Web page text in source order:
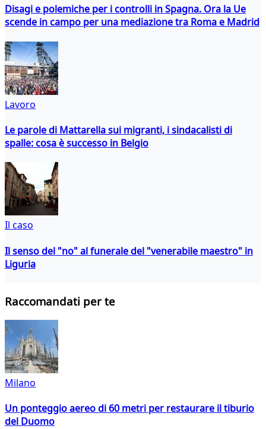
Disagi e polemiche per i controlli in Spagna. Ora la Ue
scende in campo per una mediazione tra Roma e Madrid
Lavoro
Le parole di Mattarella sui migranti, i sindacalisti di
spalle: cosa è successo in Belgio
Il caso
Il senso del "no" al funerale del "venerabile maestro" in
Liguria
Raccomandati per te
Milano
Un ponteggio aereo di 60 metri per restaurare il tiburio
del Duomo